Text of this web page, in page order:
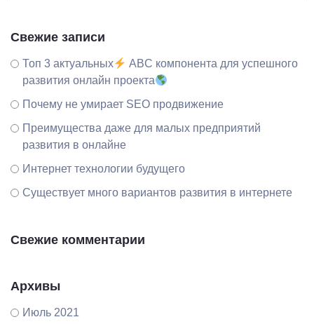
Свежие записи
Топ 3 актуальных
ABC компонента для успешного
развития онлайн проекта
Почему не умирает SEO продвижение
Преимущества даже для малых предприятий
развития в онлайне
Интернет технологии будущего
Существует много вариантов развития в интернете
Свежие комментарии
Архивы
Июль 2021